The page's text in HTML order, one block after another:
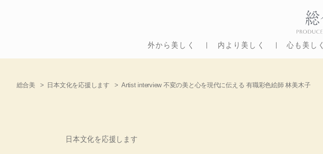
外から美しく 内より美しく 心も美しく
総合美 日本文化を応援します Artist interview 不変の美と心を現代に伝える 有職彩色絵師 林美木子
日本文化を応援します